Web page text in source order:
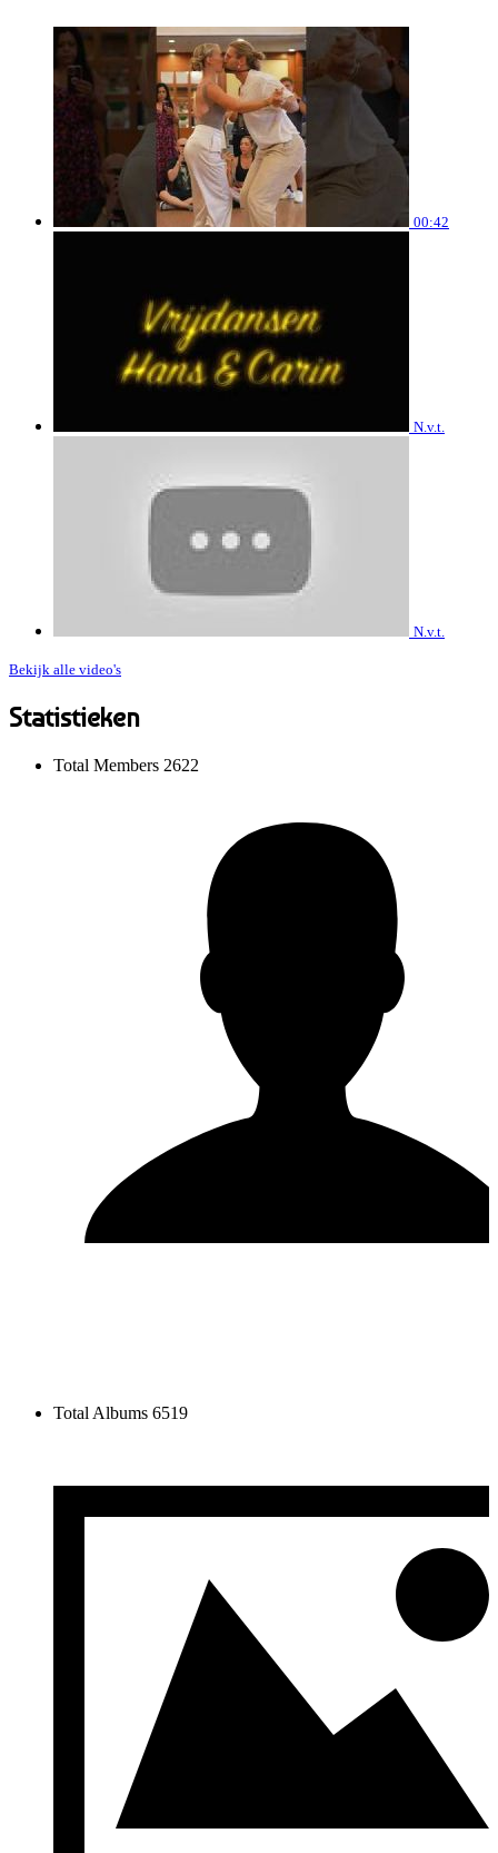
00:42
N.v.t.
N.v.t.
Bekijk alle video's
Statistieken
Total Members 2622
Total Albums 6519